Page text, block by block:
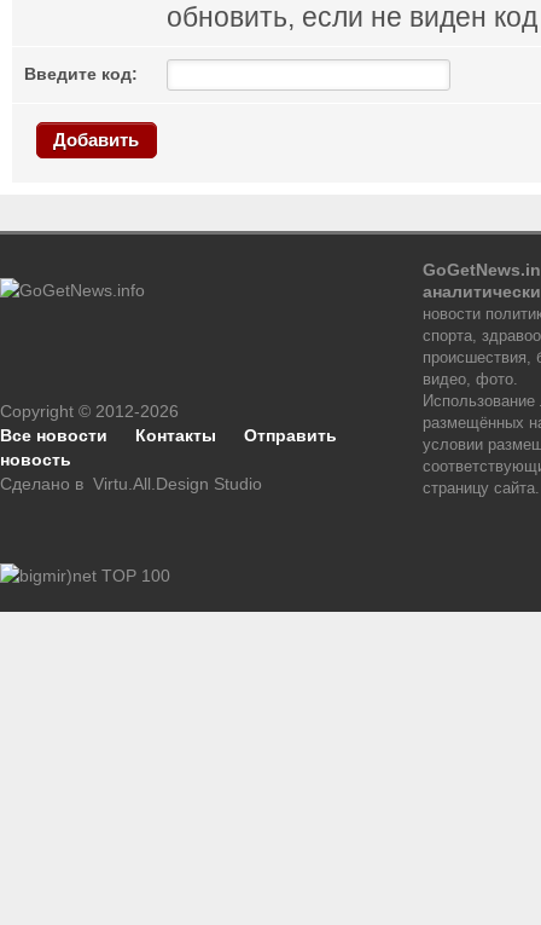
обновить, если не виден код
Введите код:
Добавить
Copyright © 2012-2026
Все новости
Контакты
Отправить
новость
Сделано в Virtu.All.Design Studio
новости
спорта,
происшествия,
видео, фото.
размещённых
условии
страницу сайта.